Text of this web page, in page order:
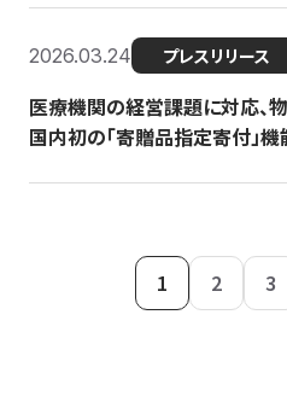
2026.03.24 プレスリリース
医療機関の経営課題に対応、
国内初の「寄贈品指定寄付」機
1 2 3